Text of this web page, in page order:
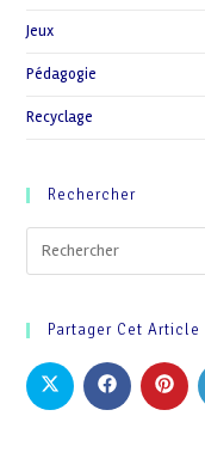
Jeux
Pédagogie
Recyclage
Rechercher
Partager Cet Article